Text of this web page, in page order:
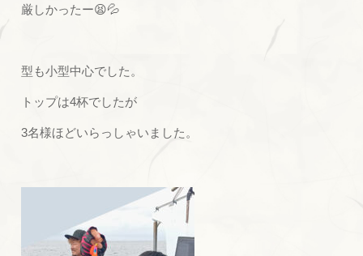
厳しかったー😫💦
型も小型中心でした。
トップは4杯でしたが
3名様ほどいらっしゃいました。